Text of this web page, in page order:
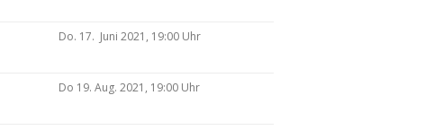
Do. 17. Juni 2021, 19:00 Uhr
Do 19. Aug. 2021, 19:00 Uhr